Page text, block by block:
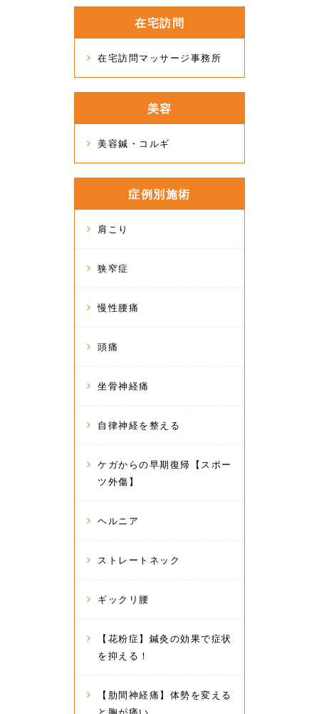
在宅訪問
在宅訪問マッサージ事務所
美容
美容鍼・コルギ
症例別施術
肩こり
狭窄症
慢性腰痛
頭痛
坐骨神経痛
自律神経を整える
ケガからの早期復帰【スポー
ツ外傷】
ヘルニア
ストレートネック
ギックリ腰
【花粉症】鍼灸の効果で症状
を抑える！
【肋間神経痛】体勢を変える